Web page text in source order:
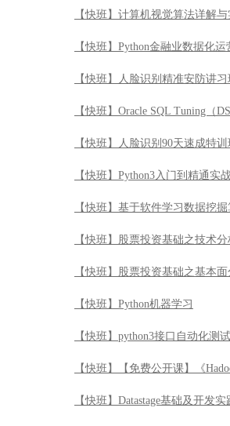
【快班】计算机视觉算法详解
【快班】Python金融业数据化运
【快班】人脸识别精准安防讲习
【快班】Oracle SQL Tuning（
【快班】人脸识别90天速成特训
【快班】Python3入门到精通实
【快班】基于软件学习数据挖
【快班】股票投资基础之技术分
【快班】股票投资基础之基本
【快班】Python机器学习
【快班】python3接口自动化测
【快班】【免费公开课】《
【快班】Datastage基础及开发实